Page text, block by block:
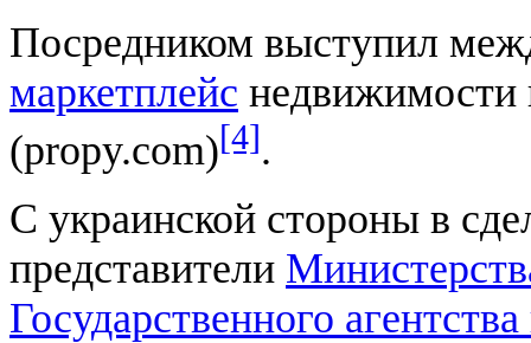
Посредником выступил
маркетплейс недвижимости
(propy.com)[4].
С украинской стороны в
представители
Государственного